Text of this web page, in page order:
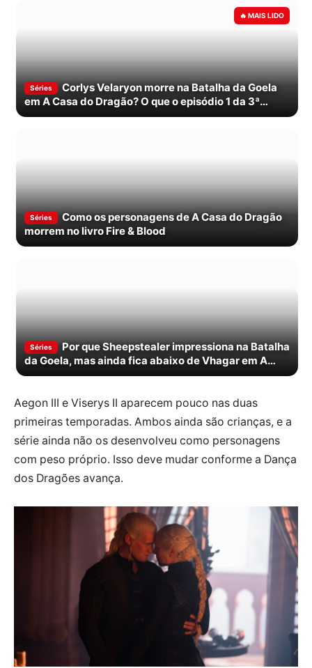
Séries
Corlys Velaryon morre na Batalha da Goela
em A Casa do Dragão? O que o episódio 1 da 3ª
temporada mostra
Séries
Como os personagens de A Casa do Dragão
morrem no livro Fire & Blood
Séries
Por que Sheepstealer impressiona na Batalha
da Goela, mas ainda fica abaixo de Vhagar em A
Casa do Dragão
Aegon III e Viserys II aparecem pouco nas duas
primeiras temporadas. Ambos ainda são crianças, e a
série ainda não os desenvolveu como personagens
com peso próprio. Isso deve mudar conforme a Dança
dos Dragões avança.